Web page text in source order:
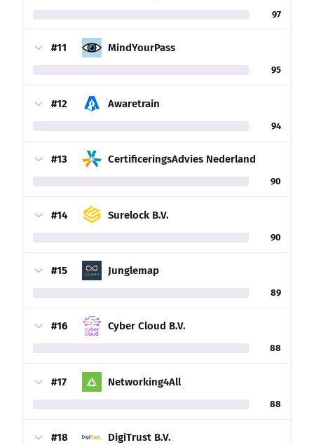
97
#11 MindYourPass
95
#12 Awaretrain
94
#13 CertificeringsAdvies Nederland
90
#14 Surelock B.V.
90
#15 Junglemap
89
#16 Cyber Cloud B.V.
88
#17 Networking4All
88
#18 DigiTrust B.V.